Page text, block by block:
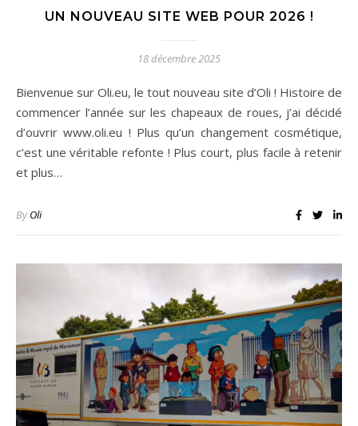
UN NOUVEAU SITE WEB POUR 2026 !
18 décembre 2025
Bienvenue sur Oli.eu, le tout nouveau site d’Oli ! Histoire de
commencer l’année sur les chapeaux de roues, j’ai décidé
d’ouvrir www.oli.eu ! Plus qu’un changement cosmétique,
c’est une véritable refonte ! Plus court, plus facile à retenir
et plus…
ByOli